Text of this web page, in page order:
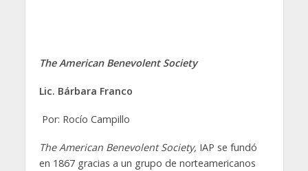
The American Benevolent Society
Lic. Bárbara Franco
Por: Rocío Campillo
The American Benevolent Society, IAP se fundó
en 1867 gracias a un grupo de norteamericanos